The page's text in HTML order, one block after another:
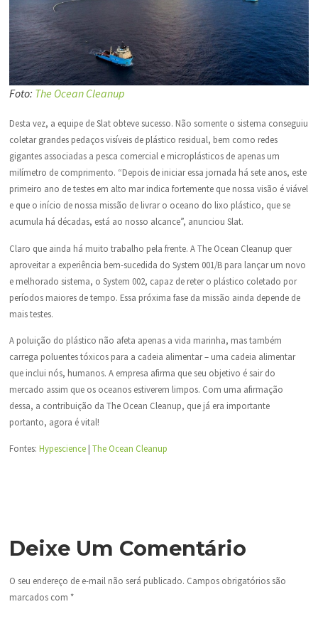
Foto: The Ocean Cleanup
Desta vez, a equipe de Slat obteve sucesso. Não somente o sistema conseguiu
coletar grandes pedaços visíveis de plástico residual, bem como redes
gigantes associadas a pesca comercial e microplásticos de apenas um
milímetro de comprimento. “Depois de iniciar essa jornada há sete anos, este
primeiro ano de testes em alto mar indica fortemente que nossa visão é viável
e que o início de nossa missão de livrar o oceano do lixo plástico, que se
acumula há décadas, está ao nosso alcance”, anunciou Slat.
Claro que ainda há muito trabalho pela frente. A The Ocean Cleanup quer
aproveitar a experiência bem-sucedida do System 001/B para lançar um novo
e melhorado sistema, o System 002, capaz de reter o plástico coletado por
períodos maiores de tempo. Essa próxima fase da missão ainda depende de
mais testes.
A poluição do plástico não afeta apenas a vida marinha, mas também
carrega poluentes tóxicos para a cadeia alimentar – uma cadeia alimentar
que inclui nós, humanos. A empresa afirma que seu objetivo é sair do
mercado assim que os oceanos estiverem limpos. Com uma afirmação
dessa, a contribuição da The Ocean Cleanup, que já era importante
portanto, agora é vital!
Fontes: Hypescience | The Ocean Cleanup
Deixe Um Comentário
O seu endereço de e-mail não será publicado. Campos obrigatórios são
marcados com *